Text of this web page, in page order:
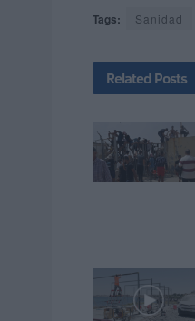
Tags: Sanidad
Related Posts